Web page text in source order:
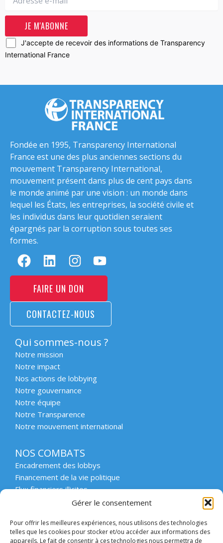
Gérer le consentement
Pour offrir les meilleures expériences, nous utilisons des technologies
telles que les cookies pour stocker et/ou accéder aux informations des
appareils. Le fait de consentir à ces technologies nous permettra de
J'accepte de recevoir des informations de Transparency
International France
Fondée en 1995, Transparency International
France est une des plus anciennes sections du
mouvement Transparency International,
mouvement présent dans plus de cent pays dans
le monde animé par une vision : un monde dans
lequel les États, les entreprises, la société civile et
les individus dans leur quotidien seraient
épargnés par la corruption sous toutes ses
formes.
FAIRE UN DON
CONTACTEZ-NOUS
Qui sommes-nous ?
Notre mission
Notre impact
Nos actions de lobbying
Notre gouvernance
Notre équipe
Notre Transparence
Notre mouvement international
NOS COMBATS
Encadrement des lobbys
Financement de la vie politique
Flux financiers illicites
Intégrité et transparence du secteur privé
Protection des lanceurs d’alerte
Affaires emblématiques